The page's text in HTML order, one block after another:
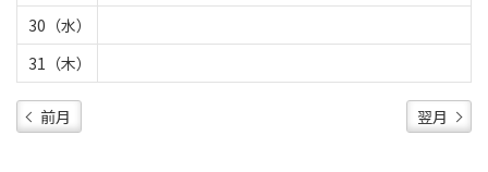
30（水）
31（木）
前月 翌月